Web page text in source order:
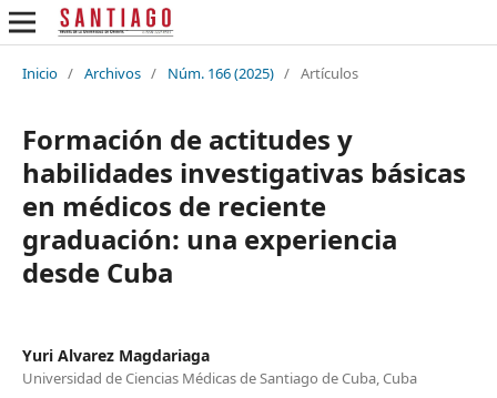
Inicio / Archivos / Núm. 166 (2025) / Artículos
Formación de actitudes y
habilidades investigativas básicas
en médicos de reciente
graduación: una experiencia
desde Cuba
Yuri Alvarez Magdariaga
Universidad de Ciencias Médicas de Santiago de Cuba, Cuba